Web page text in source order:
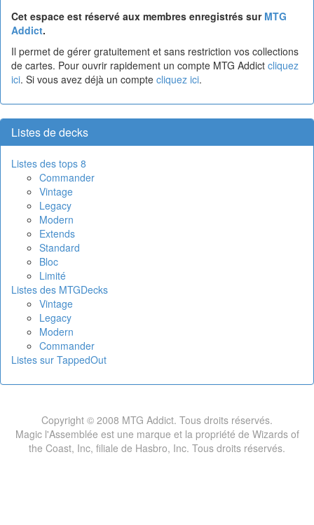
Cet espace est réservé aux membres enregistrés sur MTG
Addict.
Il permet de gérer gratuitement et sans restriction vos collections
de cartes. Pour ouvrir rapidement un compte MTG Addict cliquez
ici. Si vous avez déjà un compte cliquez ici.
Listes de decks
Listes des tops 8
Commander
Vintage
Legacy
Modern
Extends
Standard
Bloc
Limité
Listes des MTGDecks
Vintage
Legacy
Modern
Commander
Listes sur TappedOut
Copyright © 2008 MTG Addict. Tous droits réservés.
Magic l'Assemblée est une marque et la propriété de Wizards of
the Coast, Inc, filiale de Hasbro, Inc. Tous droits réservés.